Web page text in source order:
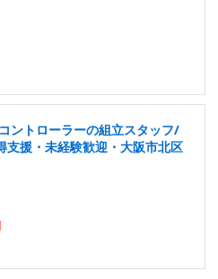
ントローラーの組立スタッフ/
援・未経験歓迎・大阪市北区